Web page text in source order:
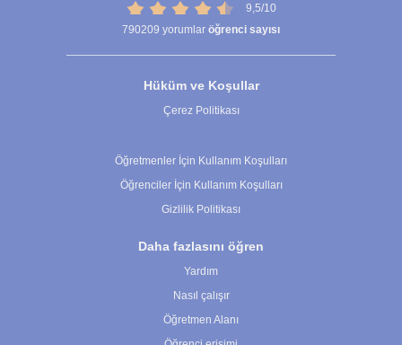
9,5/10
790209 yorumlar öğrenci sayısı
Hüküm ve Koşullar
Çerez Politikası
Öğretmenler İçin Kullanım Koşulları
Öğrenciler İçin Kullanım Koşulları
Gizlilik Politikası
Daha fazlasını öğren
Yardım
Nasıl çalışır
Öğretmen Alanı